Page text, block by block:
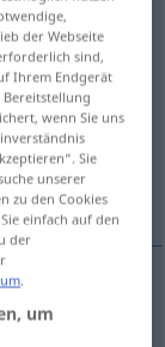
der Webseite
sind,
Ihrem Endgerät
wenn Sie uns
Sie
unserer
zu den Cookies
einfach auf den
der
.
um